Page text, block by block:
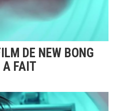
DE NEW BONG
A FAIT